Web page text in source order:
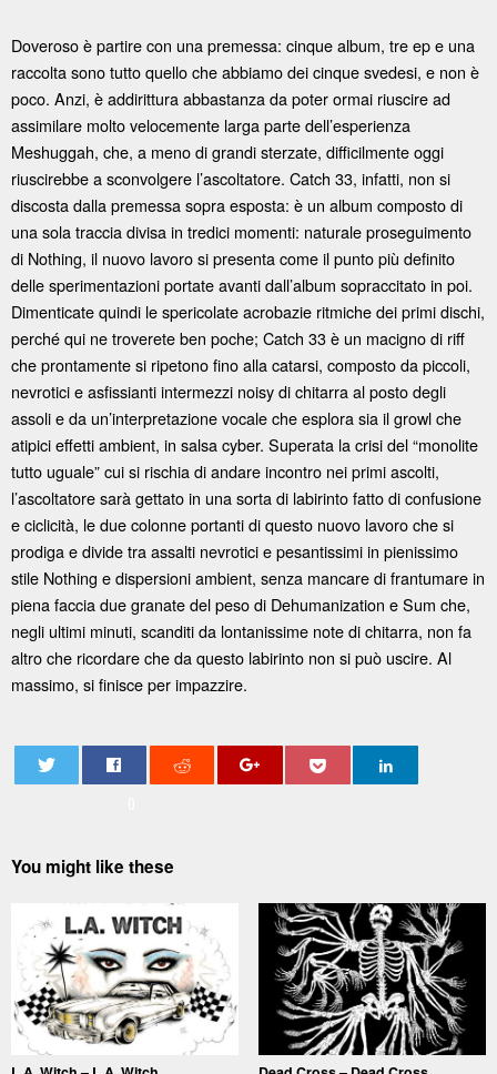
Doveroso è partire con una premessa: cinque album, tre ep e una
raccolta sono tutto quello che abbiamo dei cinque svedesi, e non è
poco. Anzi, è addirittura abbastanza da poter ormai riuscire ad
assimilare molto velocemente larga parte dell’esperienza
Meshuggah, che, a meno di grandi sterzate, difficilmente oggi
riuscirebbe a sconvolgere l’ascoltatore. Catch 33, infatti, non si
discosta dalla premessa sopra esposta: è un album composto di
una sola traccia divisa in tredici momenti: naturale proseguimento
di Nothing, il nuovo lavoro si presenta come il punto più definito
delle sperimentazioni portate avanti dall’album sopraccitato in poi.
Dimenticate quindi le spericolate acrobazie ritmiche dei primi dischi,
perché qui ne troverete ben poche; Catch 33 è un macigno di riff
che prontamente si ripetono fino alla catarsi, composto da piccoli,
nevrotici e asfissianti intermezzi noisy di chitarra al posto degli
assoli e da un’interpretazione vocale che esplora sia il growl che
atipici effetti ambient, in salsa cyber. Superata la crisi del “monolite
tutto uguale” cui si rischia di andare incontro nei primi ascolti,
l’ascoltatore sarà gettato in una sorta di labirinto fatto di confusione
e ciclicità, le due colonne portanti di questo nuovo lavoro che si
prodiga e divide tra assalti nevrotici e pesantissimi in pienissimo
stile Nothing e dispersioni ambient, senza mancare di frantumare in
piena faccia due granate del peso di Dehumanization e Sum che,
negli ultimi minuti, scanditi da lontanissime note di chitarra, non fa
altro che ricordare che da questo labirinto non si può uscire. Al
massimo, si finisce per impazzire.
You might like these